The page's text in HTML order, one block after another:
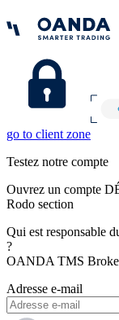
go to client zone
Testez notre compte
Ouvrez un compte
Rodo section
Qui est responsable
?
OANDA TMS
Adresse e-mail